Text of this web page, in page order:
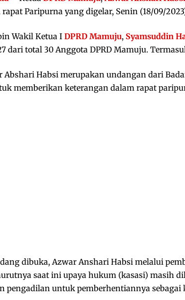
Paripurna yang digelar, Senin (18/09/
Wakil Ketua I DPRD Mamuju, Syamsuddin
dari total 30 Anggota DPRD Mamuju.
Abshari Habsi merupakan undangan dari
memberikan keterangan dalam rapat
dibuka, Azwar Anshari Habsi melalui
saat ini upaya hukum (kasasi) masih
pengadilan untuk pemberhentiannya sebagai